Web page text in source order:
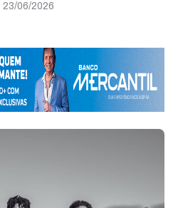
23/06/2026